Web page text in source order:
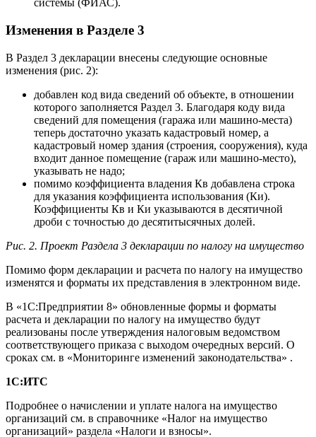
системы (ФИАС).
Изменения в Разделе 3
В Раздел 3 декларации внесены следующие основные
изменения (рис. 2):
добавлен код вида сведений об объекте, в отношении
которого заполняется Раздел 3. Благодаря коду вида
сведений для помещения (гаража или машино-места)
теперь достаточно указать кадастровый номер, а
кадастровый номер здания (строения, сооружения), куда
входит данное помещение (гараж или машино-место),
указывать не надо;
помимо коэффициента владения Кв добавлена строка
для указания коэффициента использования (Ки).
Коэффициенты Кв и Ки указываются в десятичной
дроби с точностью до десятитысячных долей.
Рис. 2. Проект Раздела 3 декларации по налогу на имущество
Помимо форм декларации и расчета по налогу на имущество
изменятся и форматы их представления в электронном виде.
В «1С:Предприятии 8» обновленные формы и форматы
расчета и декларации по налогу на имущество будут
реализованы после утверждения налоговым ведомством
соответствующего приказа с выходом очередных версий. О
сроках см. в «Мониторинге изменений законодательства» .
1С:ИТС
Подробнее о начислении и уплате налога на имущество
организаций см. в справочнике «Налог на имущество
организаций» раздела «Налоги и взносы».